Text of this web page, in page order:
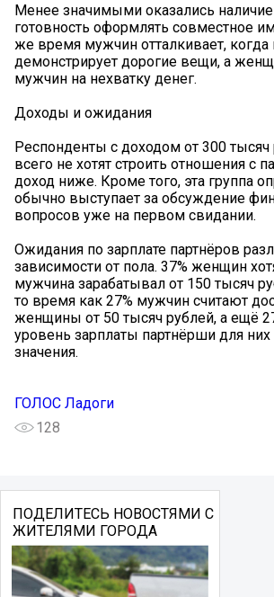
Менее значимыми оказались
готовность оформлять совместное
же время мужчин отталкивает, когда
демонстрирует дорогие вещи, а
мужчин на нехватку денег.
Доходы и ожидания
Респонденты с доходом от 300
всего не хотят строить отношения с
доход ниже. Кроме того, эта группа
обычно выступает за обсуждение
вопросов уже на первом свидании.
Ожидания по зарплате партнёров
зависимости от пола. 37% женщин
мужчина зарабатывал от 150 тысяч
то время как 27% мужчин считают
женщины от 50 тысяч рублей, а ещё
уровень зарплаты партнёрши для
значения.
ГОЛОС Ладоги
128
ПОДЕЛИТЕСЬ НОВОСТЯМИ С
ЖИТЕЛЯМИ ГОРОДА